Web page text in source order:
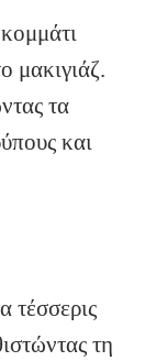
μακιγιάζ.
τα
και
τέσσερις
τη